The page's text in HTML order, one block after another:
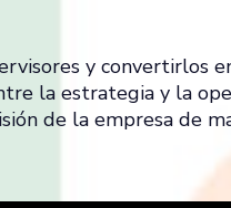
y convertirlos
la estrategia y la
de la empresa de